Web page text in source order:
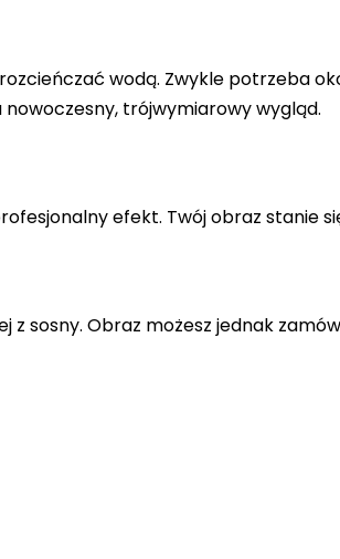
wodą. Zwykle potrzeba
trójwymiarowy wygląd.
efekt. Twój obraz stanie
sosny. Obraz możesz jednak